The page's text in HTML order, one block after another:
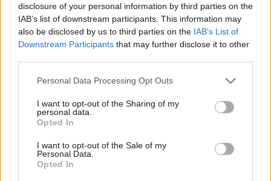
disclosure of your personal information by third parties on the
IAB’s list of downstream participants. This information may
also be disclosed by us to third parties on the IAB’s List of
Downstream Participants that may further disclose it to other
Personal Data Processing Opt Outs
I want to opt-out of the Sharing of my
personal data.
Opted In
I want to opt-out of the Sale of my
Personal Data.
Opted In